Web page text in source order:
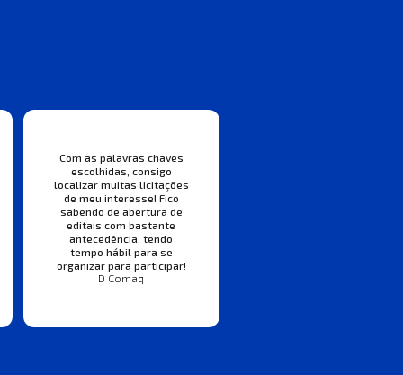
Com as palavras chaves
escolhidas, consigo
localizar muitas licitações
de meu interesse! Fico
sabendo de abertura de
editais com bastante
antecedência, tendo
tempo hábil para se
organizar para participar!
D Comaq